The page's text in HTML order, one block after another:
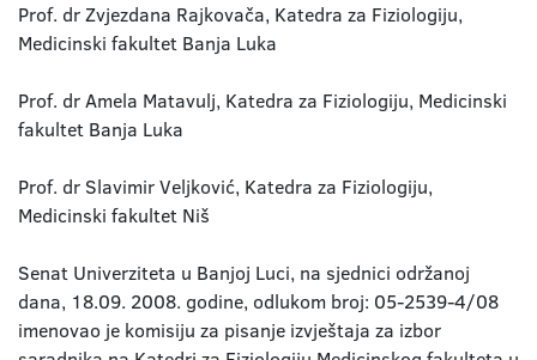
Prof. dr Zvjezdana Rajkovača, Katedra za Fiziologiju,
Medicinski fakultet Banja Luka
Prof. dr Amela Matavulj, Katedra za Fiziologiju, Medicinski
fakultet Banja Luka
Prof. dr Slavimir Veljković, Katedra za Fiziologiju,
Medicinski fakultet Niš
Senat Univerziteta u Banjoj Luci, na sjednici održanoj
dana, 18.09. 2008. godine, odlukom broj: 05-2539-4/08
imenovao je komisiju za pisanje izvještaja za izbor